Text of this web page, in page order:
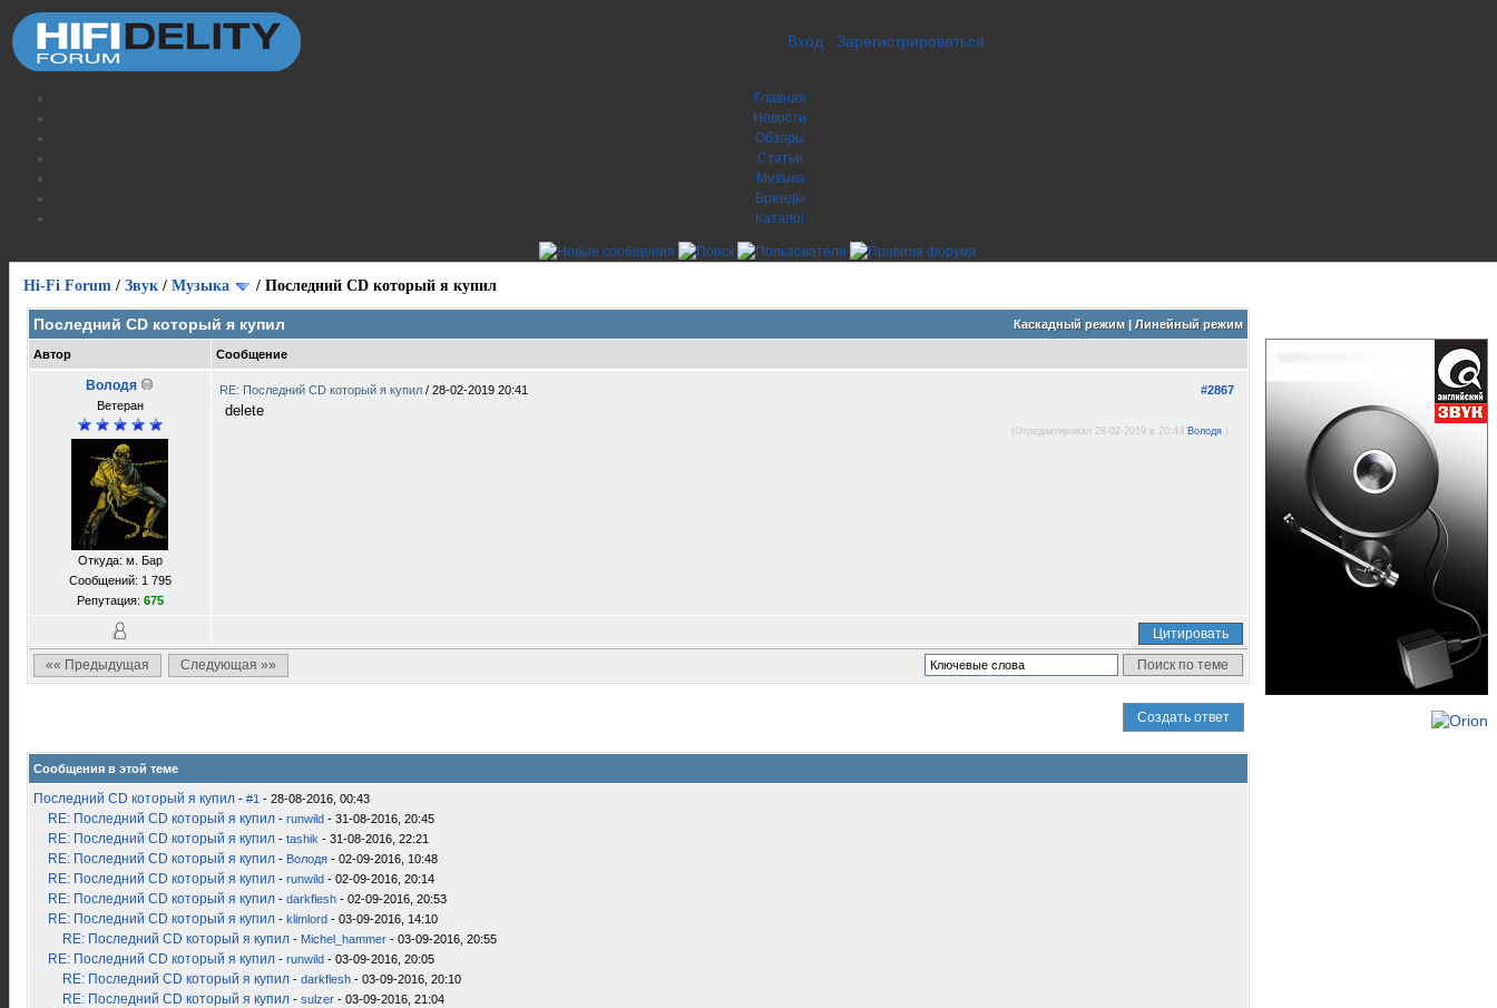
Вход Зарегистрироваться
Главная
Новости
Обзоры
Статьи
Музыка
Бренды
Каталог
Hi-Fi Forum / Звук / Музыка / Последний CD который я купил
Каскадный режим| Линейный режим
Последний CD который я купил
Автор Сообщение
Володя
Ветеран
Откуда: м. Бар
Сообщений: 1 795
Репутация: 675
#2867
RE: Последний CD который я купил / 28-02-2019 20:41
delete
(Отредактировал 28-02-2019 в 20:43 Володя.)
Цитировать
«« Предыдущая
Следующая »»
Создать ответ
Сообщения в этой теме
Последний CD который я купил - #1 - 28-08-2016, 00:43
RE: Последний CD который я купил - runwild - 31-08-2016, 20:45
RE: Последний CD который я купил - tashik - 31-08-2016, 22:21
RE: Последний CD который я купил - Володя - 02-09-2016, 10:48
RE: Последний CD который я купил - runwild - 02-09-2016, 20:14
RE: Последний CD который я купил - darkflesh - 02-09-2016, 20:53
RE: Последний CD который я купил - klimlord - 03-09-2016, 14:10
RE: Последний CD который я купил - Michel_hammer - 03-09-2016, 20:55
RE: Последний CD который я купил - runwild - 03-09-2016, 20:05
RE: Последний CD который я купил - darkflesh - 03-09-2016, 20:10
RE: Последний CD который я купил - sulzer - 03-09-2016, 21:04